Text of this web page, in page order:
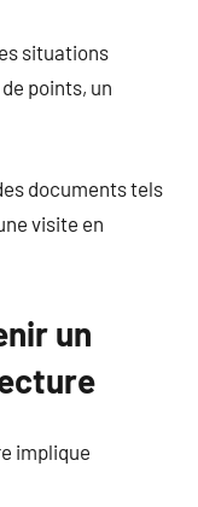
situations
points, un
documents tels
visite en
un
implique